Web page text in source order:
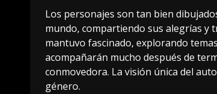
Los personajes son tan bien
mundo, compartiendo sus alegrías y
mantuvo fascinado, explorando
acompañarán mucho después de
conmovedora. La visión única del
género.